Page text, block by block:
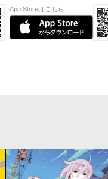
App Storeはこちら